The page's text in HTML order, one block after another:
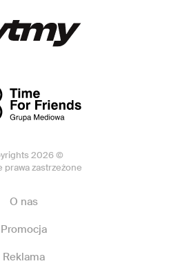
2026 ©
prawa zastrzeżone
O nas
Promocja
Reklama